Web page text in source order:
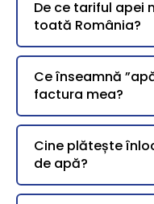
De ce tariful apei
toată România?
Ce înseamnă
factura mea?
Cine plătește
de apă?